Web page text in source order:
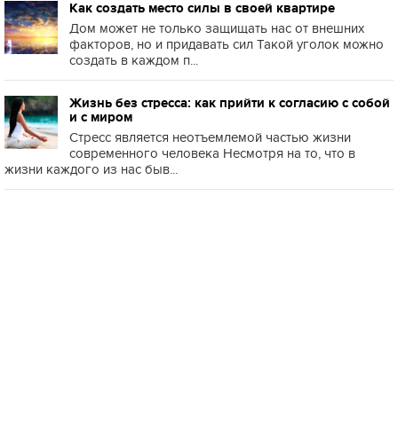
Как создать место силы в своей квартире
Дом может не только защищать нас от внешних
факторов, но и придавать сил Такой уголок можно
создать в каждом п...
Жизнь без стресса: как прийти к согласию с собой
и с миром
Стресс является неотъемлемой частью жизни
современного человека Несмотря на то, что в
жизни каждого из нас быв...